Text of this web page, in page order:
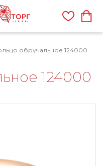
обручальное 124000
124000